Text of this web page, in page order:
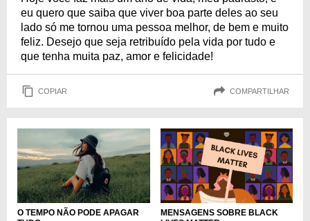
eu quero que saiba que viver boa parte deles ao seu
lado só me tornou uma pessoa melhor, de bem e muito
feliz. Desejo que seja retribuído pela vida por tudo e
que tenha muita paz, amor e felicidade!
COPIAR COMPARTILHAR
O TEMPO NÃO PODE APAGAR
MENSAGENS SOBRE BLACK